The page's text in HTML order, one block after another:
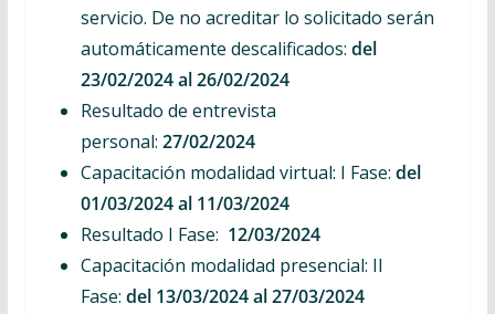
servicio. De no acreditar lo solicitado serán
automáticamente descalificados: del
23/02/2024 al 26/02/2024
Resultado de entrevista
personal: 27/02/2024
Capacitación modalidad virtual: I Fase: del
01/03/2024 al 11/03/2024
Resultado I Fase: 12/03/2024
Capacitación modalidad presencial: II
Fase: del 13/03/2024 al 27/03/2024